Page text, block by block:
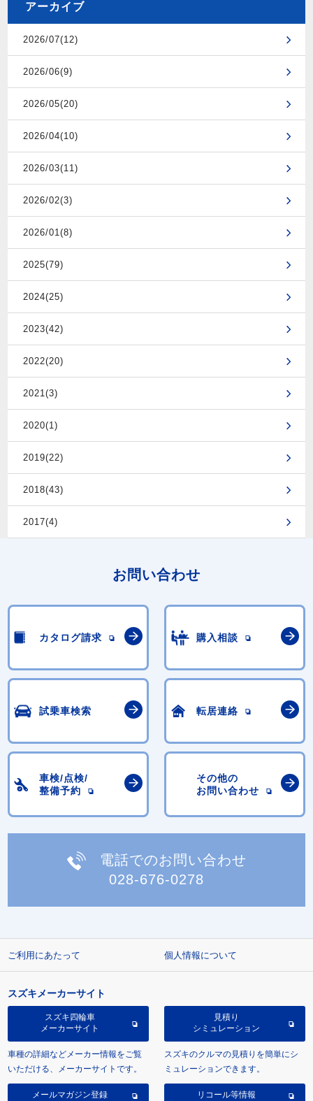
アーカイブ
2026/07(12)
2026/06(9)
2026/05(20)
2026/04(10)
2026/03(11)
2026/02(3)
2026/01(8)
2025(79)
2024(25)
2023(42)
2022(20)
2021(3)
2020(1)
2019(22)
2018(43)
2017(4)
お問い合わせ
カタログ請求 購入相談
試乗車検索 転居連絡
車検/点検/
整備予約
その他の
お問い合わせ
電話でのお問い合わせ
028-676-0278
ご利用にあたって 個人情報について
スズキメーカーサイト
スズキ四輪車
メーカーサイト
車種の詳細などメーカー情報をご覧
いただける、メーカーサイトです。
見積り
シミュレーション
スズキのクルマの見積りを簡単にシ
ミュレーションできます。
メールマガジン登録 リコール等情報